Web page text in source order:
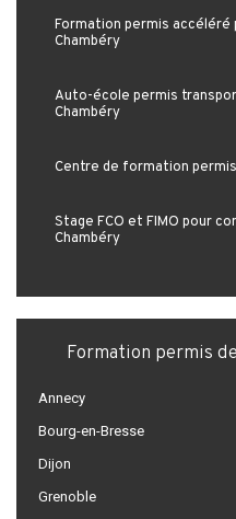
Formation permis accéléré
Chambéry
Auto-école permis
Chambéry
Centre de formation permis
Stage FCO et FIMO pour
Chambéry
Formation permis
Annecy
Bourg-en-Bresse
Dijon
Grenoble